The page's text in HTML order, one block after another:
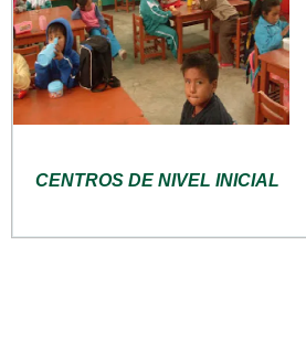
CENTROS DE NIVEL INICIAL